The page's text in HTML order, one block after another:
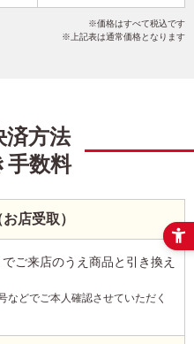
ト こだわりデザイン
価格はすべて税込です
上記表は通常価格となります
済方法
手数料
店受取）
ご来店のうえ商品と引き換え
どでご本人確認させていただく